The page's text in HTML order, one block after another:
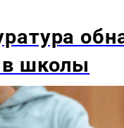
в школы